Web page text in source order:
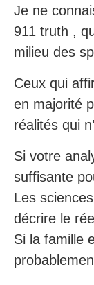
Je ne
911 truth ,
milieu des
Ceux qui
en majorité
réalités qui
Si votre
suffisante
Les
décrire le
Si la famille